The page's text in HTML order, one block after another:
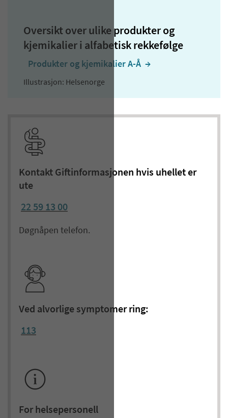
Oversikt over ulike produkter og
kjemikalier i alfabetisk rekkefølge
Produkter og kjemikalier A-Å
  →
Illustrasjon: Helsenorge
Kontakt Giftinformasjonen hvis uhellet er
ute
22 59 13 00
Døgnåpen telefon.
Ved alvorlige symptomer ring:
113
For helsepersonell